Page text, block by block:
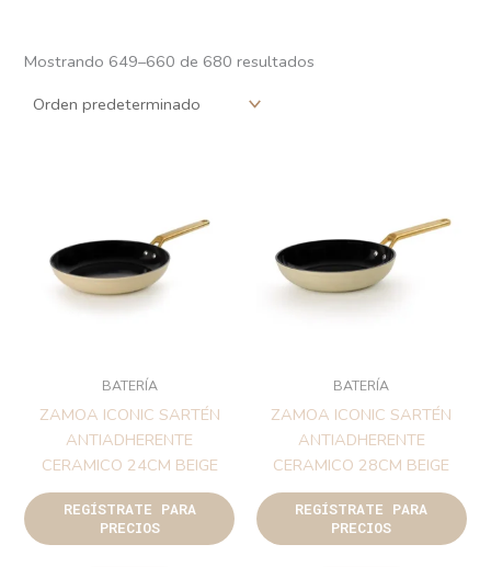
Mostrando 649–660 de 680 resultados
BATERÍA
ZAMOA ICONIC SARTÉN
ANTIADHERENTE
CERAMICO 24CM BEIGE
REGÍSTRATE PARA
PRECIOS
BATERÍA
ZAMOA ICONIC SARTÉN
ANTIADHERENTE
CERAMICO 28CM BEIGE
REGÍSTRATE PARA
PRECIOS